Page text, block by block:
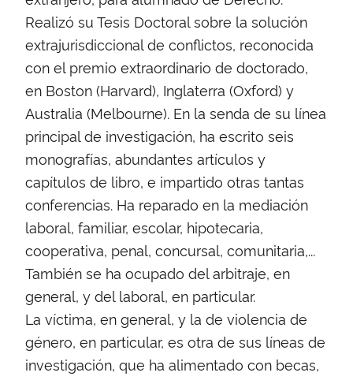
Realizó su Tesis Doctoral sobre la solución
extrajurisdiccional de conflictos, reconocida
con el premio extraordinario de doctorado,
en Boston (Harvard), Inglaterra (Oxford) y
Australia (Melbourne). En la senda de su línea
principal de investigación, ha escrito seis
monografías, abundantes artículos y
capítulos de libro, e impartido otras tantas
conferencias. Ha reparado en la mediación
laboral, familiar, escolar, hipotecaria,
cooperativa, penal, concursal, comunitaria,...
También se ha ocupado del arbitraje, en
general, y del laboral, en particular.
La víctima, en general, y la de violencia de
género, en particular, es otra de sus líneas de
investigación, que ha alimentado con becas,